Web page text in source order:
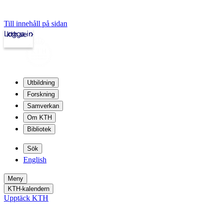
Till innehåll på sidan
kth.se
Logga in
Utbildning
Forskning
Samverkan
Om KTH
Bibliotek
Sök
English
Meny
KTH-kalendern
Upptäck KTH